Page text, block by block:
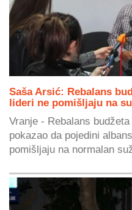
Saša Arsić: Rebalans
lideri ne pomišljaju na
Vranje - Rebalans
pokazao da pojedini
pomišljaju na normalan